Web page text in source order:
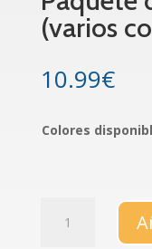
(varios
10.99€
Colores